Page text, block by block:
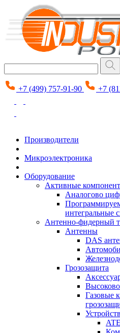
+7 (499) 757-91-90 +7
Производители
Микроэлектроника
Оборудование
Активные
Аналогово
интегральные
Антенно-фидерный
Антенны
DAS
Грозозащита
Газовые